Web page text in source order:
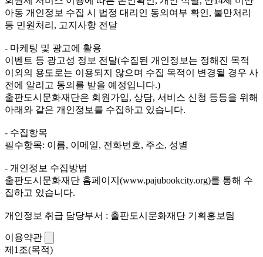
아동 개인정보 수집 시 법정 대리인 동의여부 확인, 불만처리
등 민원처리, 고지사항 전달
- 마케팅 및 광고에 활용
이벤트 등 광고성 정보 전달(수집된 개인정보는 정해진 목적
이외의 용도로는 이용되지 않으며 수집 목적이 변경될 경우 사
전에 알리고 동의를 받을 예정입니다.)
출판도시문화재단은 회원가입, 상담, 서비스 신청 등등을 위해
아래와 같은 개인정보를 수집하고 있습니다.
- 수집항목
필수항목: 이름, 이메일, 전화번호, 주소, 성별
- 개인정보 수집방법
출판도시문화재단 홈페이지(www.pajubookcity.org)를 통해 수
집하고 있습니다.
개인정보 취급 담당부서 : 출판도시문화재단 기획홍보팀
이용약관
제1조(목적)